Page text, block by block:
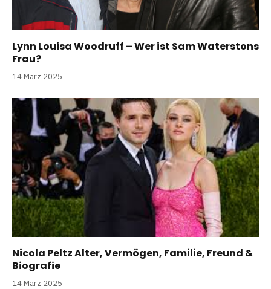
Lynn Louisa Woodruff – Wer ist Sam Waterstons
Frau?
14 März 2025
Nicola Peltz Alter, Vermögen, Familie, Freund &
Biografie
14 März 2025